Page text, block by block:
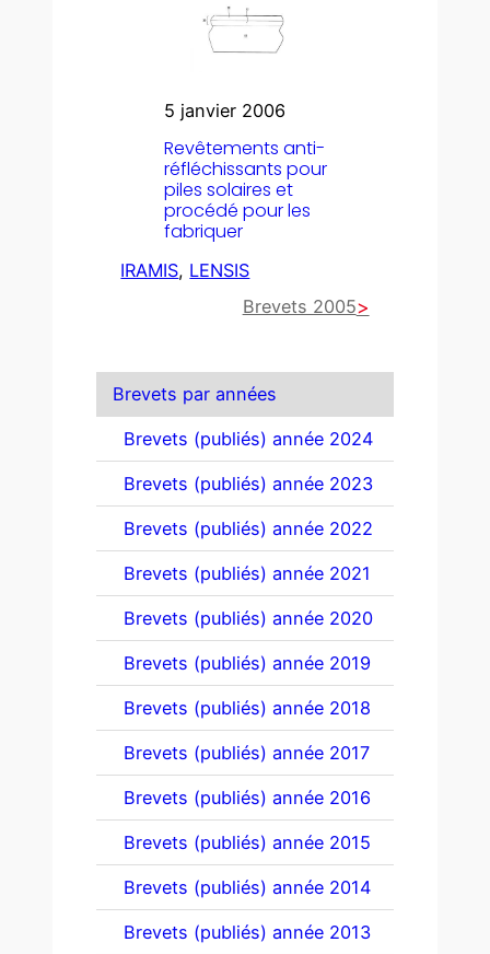
Brevets par années
Brevets (publiés) année 2024
Brevets (publiés) année 2023
Brevets (publiés) année 2022
Brevets (publiés) année 2021
Brevets (publiés) année 2020
Brevets (publiés) année 2019
Brevets (publiés) année 2018
Brevets (publiés) année 2017
Brevets (publiés) année 2016
Brevets (publiés) année 2015
Brevets (publiés) année 2014
Brevets (publiés) année 2013
5 janvier 2006
Revêtements anti-
réfléchissants pour
piles solaires et
procédé pour les
fabriquer
IRAMIS, LENSIS
Brevets 2005